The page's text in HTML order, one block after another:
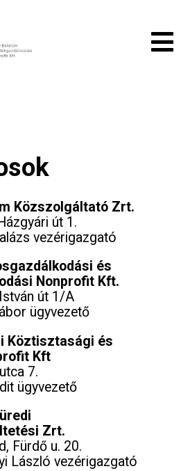
Közszolgáltató Zrt.
út 1.
vezérigazgató
és
Nonprofit Kft.
út 1/A
ügyvezető
Köztisztasági és
Kft
7.
ügyvezető
Zrt.
Fürdő u. 20.
László vezérigazgató